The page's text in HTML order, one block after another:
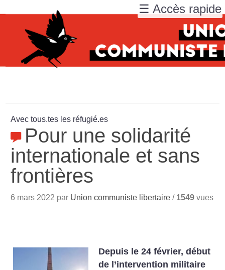
Avec tous.tes les réfugié.es
Pour une solidarité
internationale et sans
frontières
6 mars 2022 par Union communiste libertaire / 1549 vues
Depuis le 24 février, début
de l’intervention militaire
☰ Accès rapide